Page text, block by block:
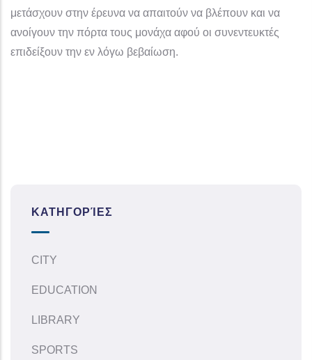
μετάσχουν στην έρευνα να απαιτούν να βλέπουν και να
ανοίγουν την πόρτα τους μονάχα αφού οι συνεντευκτές
επιδείξουν την εν λόγω βεβαίωση.
ΚΑΤΗΓΟΡΊΕΣ
CITY
EDUCATION
LIBRARY
SPORTS